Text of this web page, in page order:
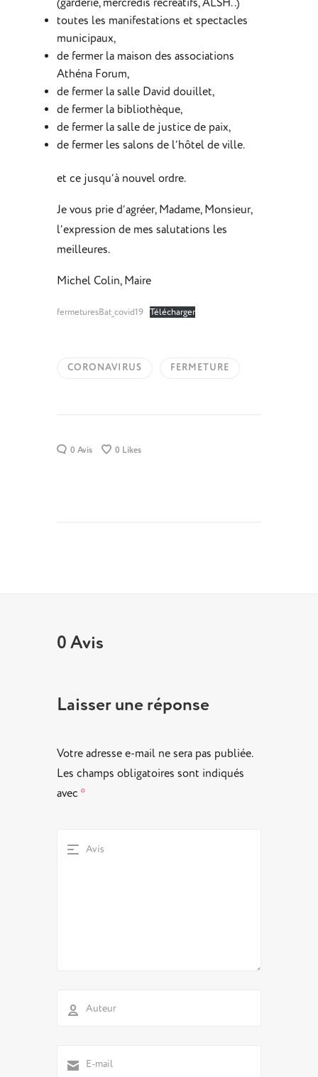
(garderie, mercredis récréatifs, ALSH..)
toutes les manifestations et spectacles
municipaux,
de fermer la maison des associations
Athéna Forum,
de fermer la salle David douillet,
de fermer la bibliothèque,
de fermer la salle de justice de paix,
de fermer les salons de l’hôtel de ville.
et ce jusqu’à nouvel ordre.
Je vous prie d’agréer, Madame, Monsieur,
l’expression de mes salutations les
meilleures.
Michel Colin, Maire
fermeturesBat_covid19 Télécharger
CORONAVIRUS FERMETURE
0 Avis 0 Likes
0 Avis
Laisser une réponse
Votre adresse e-mail ne sera pas publiée.
Les champs obligatoires sont indiqués
avec *